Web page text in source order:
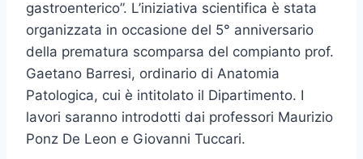
gastroenterico”. L’iniziativa scientifica è stata
organizzata in occasione del 5° anniversario
della prematura scomparsa del compianto prof.
Gaetano Barresi, ordinario di Anatomia
Patologica, cui è intitolato il Dipartimento. I
lavori saranno introdotti dai professori Maurizio
Ponz De Leon e Giovanni Tuccari.